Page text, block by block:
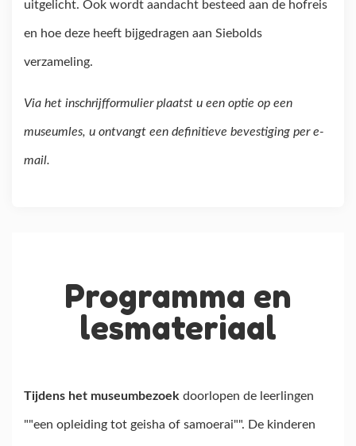
uitgelicht. Ook wordt aandacht besteed aan de hofreis
en hoe deze heeft bijgedragen aan Siebolds
verzameling.
Via het inschrijfformulier plaatst u een optie op een
museumles, u ontvangt een definitieve bevestiging per e-
mail.
Programma en
lesmateriaal
Tijdens het museumbezoek doorlopen de leerlingen
""een opleiding tot geisha of samoerai"". De kinderen